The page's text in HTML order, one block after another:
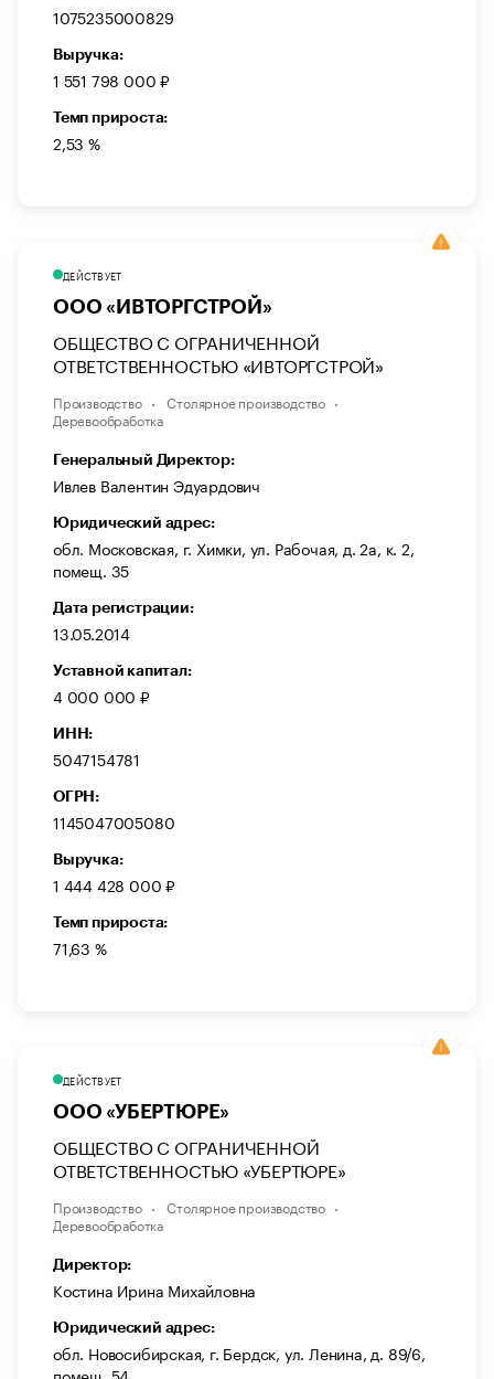
1075235000829
Выручка:
1 551 798 000 ₽
Темп прироста:
2,53 %
ДЕЙСТВУЕТ
ООО «ИВТОРГСТРОЙ»
ОБЩЕСТВО С ОГРАНИЧЕННОЙ
ОТВЕТСТВЕННОСТЬЮ «ИВТОРГСТРОЙ»
Производство
Столярное производство
Деревообработка
Генеральный Директор:
Ивлев Валентин Эдуардович
Юридический адрес:
обл. Московская, г. Химки, ул. Рабочая, д. 2а, к. 2,
помещ. 35
Дата регистрации:
13.05.2014
Уставной капитал:
4 000 000 ₽
ИНН:
5047154781
ОГРН:
1145047005080
Выручка:
1 444 428 000 ₽
Темп прироста:
71,63 %
ДЕЙСТВУЕТ
ООО «УБЕРТЮРЕ»
ОБЩЕСТВО С ОГРАНИЧЕННОЙ
ОТВЕТСТВЕННОСТЬЮ «УБЕРТЮРЕ»
Производство
Столярное производство
Деревообработка
Директор:
Костина Ирина Михайловна
Юридический адрес:
обл. Новосибирская, г. Бердск, ул. Ленина, д. 89/6,